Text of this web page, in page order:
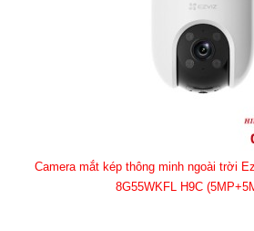
Camera mắt kép thông minh ngoài trời
8G55WKFL H9C